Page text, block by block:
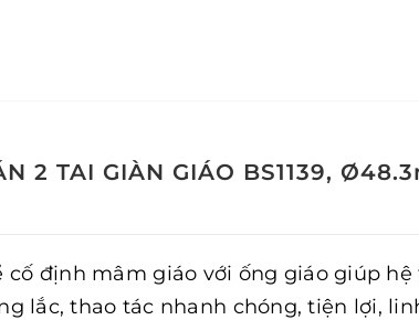
2 TAI GIÀN GIÁO BS1139,
cố định mâm giáo với ống giáo giúp
lắc, thao tác nhanh chóng, tiện lợi,